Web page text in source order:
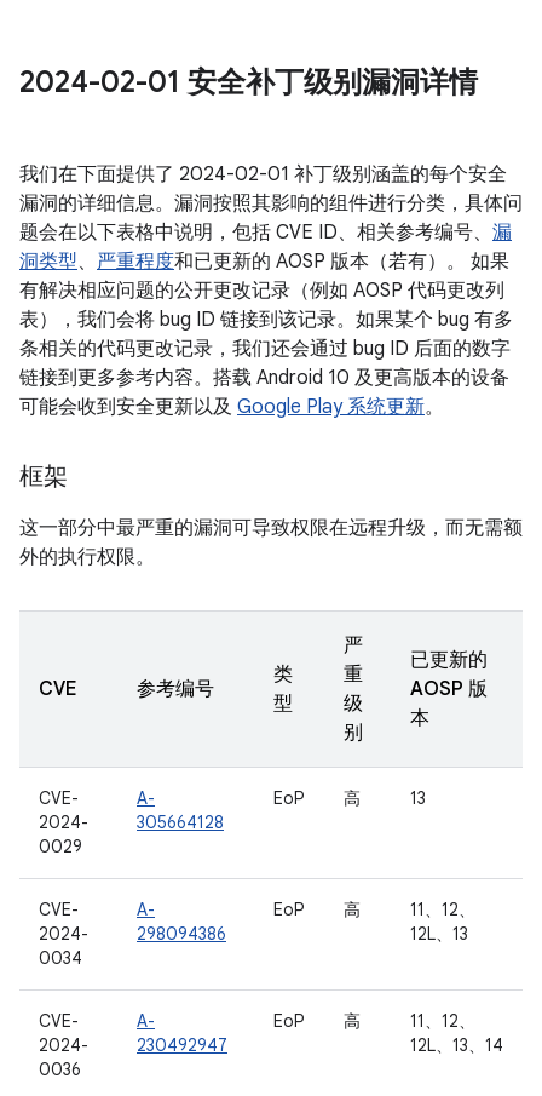
2024-02-01 安全补丁级别漏洞详情
我们在下面提供了 2024-02-01 补丁级别涵盖的每个安全
漏洞的详细信息。漏洞按照其影响的组件进行分类，具体问
题会在以下表格中说明，包括 CVE ID、相关参考编号、 漏
洞类型、 严重程度和已更新的 AOSP 版本（若有）。 如果
有解决相应问题的公开更改记录（例如 AOSP 代码更改列
表），我们会将 bug ID 链接到该记录。如果某个 bug 有多
条相关的代码更改记录，我们还会通过 bug ID 后面的数字
链接到更多参考内容。搭载 Android 10 及更高版本的设备
可能会收到安全更新以及 Google Play 系统更新。
框架
这一部分中最严重的漏洞可导致权限在远程升级，而无需额
外的执行权限。
CVE 参考编号
类
型
严
重
级
别
已更新的
AOSP 版
本
CVE-
2024-
0029
A-
305664128
EoP 高 13
CVE-
2024-
0034
A-
298094386
EoP 高
11、12、
12L、13
CVE-
2024-
0036
A-
230492947
EoP 高
11、12、
12L、13、14